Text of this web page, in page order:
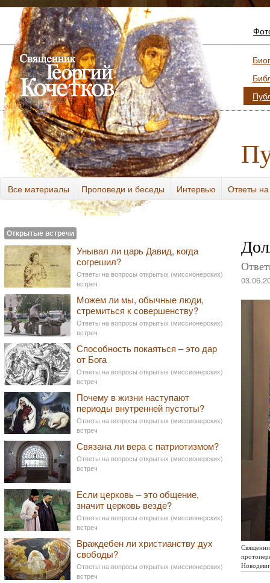
Все материалы Проповеди и беседы Интервью
Ответы
Открытые встречи
Унывал ли царь Давид, когда
согрешил?
Ответы на вопросы открытых (миссионерских)
встреч
Можем ли мы, обычные люди,
стремиться к совершенству?
Ответы на вопросы открытых (миссионерских)
встреч
Способность покаяться – это дар
от Бога
Ответы на вопросы открытых (миссионерских)
встреч
Почему в жизни наступают
периоды внутренней пустоты?
Ответы на вопросы открытых (миссионерских)
встреч
Связана ли вера с патриотизмом?
Ответы на вопросы открытых (миссионерских)
встреч
Если церковь – это общение,
значит церковь везде?
Ответы на вопросы открытых (миссионерских)
встреч
Враждебен ли христианству дух
свободы?
Ответы на вопросы открытых (миссионерских)
встреч